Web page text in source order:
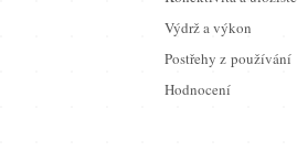
Výdrž a výkon
Postřehy z používání
Hodnocení